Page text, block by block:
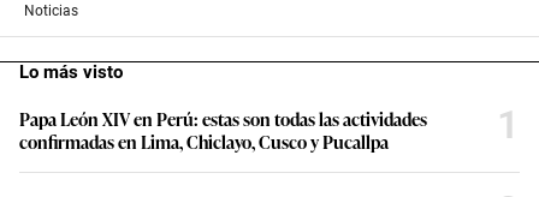
Noticias
Lo más visto
Papa León XIV en Perú: estas son todas las actividades
confirmadas en Lima, Chiclayo, Cusco y Pucallpa
1